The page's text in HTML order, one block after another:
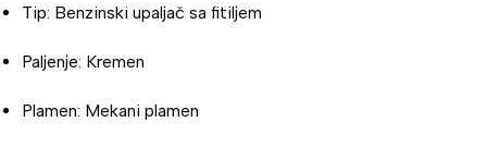
Tip: Benzinski upaljač sa fitiljem
Paljenje: Kremen
Plamen: Mekani plamen